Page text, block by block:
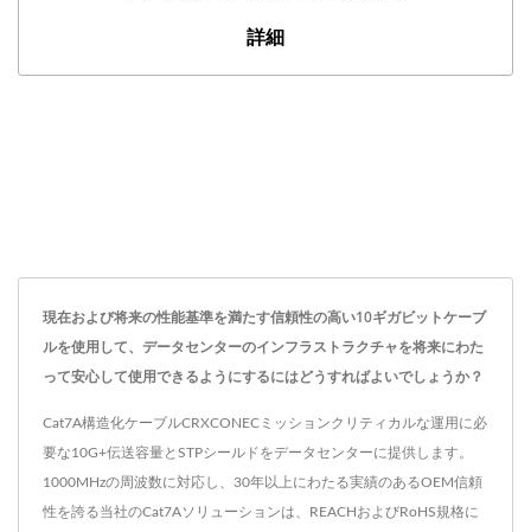
詳細
現在および将来の性能基準を満たす信頼性の高い10ギガビットケーブ
ルを使用して、データセンターのインフラストラクチャを将来にわた
って安心して使用できるようにするにはどうすればよいでしょうか？
Cat7A構造化ケーブルCRXCONECミッションクリティカルな運用に必
要な10G+伝送容量とSTPシールドをデータセンターに提供します。
1000MHzの周波数に対応し、30年以上にわたる実績のあるOEM信頼
性を誇る当社のCat7Aソリューションは、REACHおよびRoHS規格に